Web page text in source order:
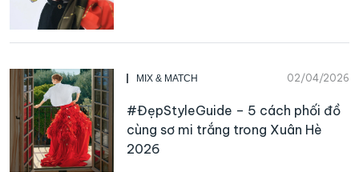
MIX & MATCH 02/04/2026
#ĐẹpStyleGuide – 5 cách phối đồ
cùng sơ mi trắng trong Xuân Hè
2026